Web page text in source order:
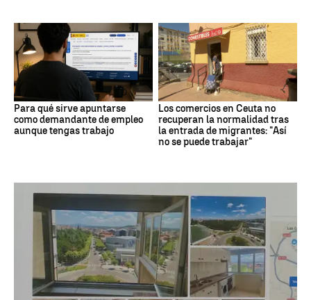
Para qué sirve apuntarse
como demandante de empleo
aunque tengas trabajo
Los comercios en Ceuta no
recuperan la normalidad tras
la entrada de migrantes: "Así
no se puede trabajar"